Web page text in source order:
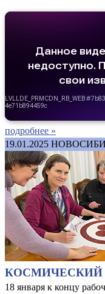
подробнее »
19.01.2025
КОСМИЧЕСКИЙ
18 января к концу